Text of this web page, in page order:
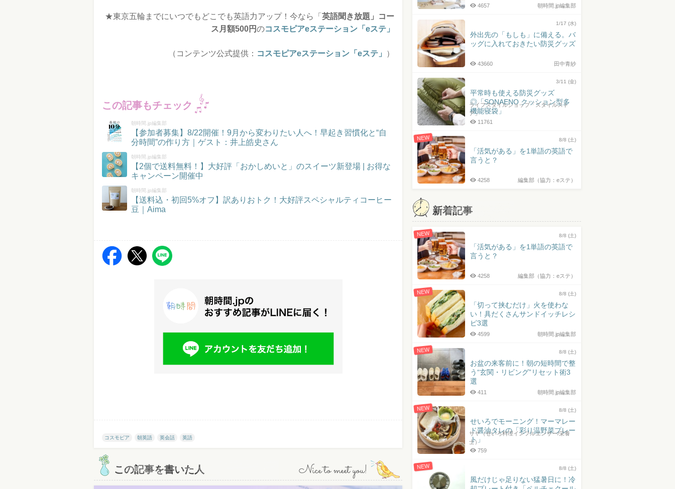
★東京五輪までにいつでもどこでも英語力アップ！今なら「 英語聞き放題」コー
ス月額500円のコスモピアeステーション「eステ」
（コンテンツ公式提供： コスモピアeステーション「eステ」 ）
この記事もチェック
朝時間.jp編集部
【参加者募集】8/22開催！9月から変わりたい人へ！早起き習慣化と“自
分時間”の作り方｜ゲスト：井上皓史さん
朝時間.jp編集部
【2個で送料無料！】大好評「おかしめいと」のスイーツ新登場 | お得な
キャンペーン開催中
朝時間.jp編集部
【送料込・初回5%オフ】訳ありおトク！大好評スペシャルティコーヒー
豆｜Aima
コスモピア 朝英語 英会話 英語
この記事を書いた人 Nice to meet you!
朝時間.jp編集部
4657
1/17 (水)
外出先の「もしも」に備える。バ
ッグに入れておきたい防災グッズ
田中青紗
43660
3/11 (金)
平常時も使える防災グッズ
◎「SONAENO クッション型多
機能寝袋」
ライフスタイルショップ「スタイルスト
ア」
11761
NEW 8/8 (土)
「活気がある」を1単語の英語で
言うと？
編集部（協力：eステ）
4258
新着記事
NEW 8/8 (土)
「活気がある」を1単語の英語で
言うと？
編集部（協力：eステ）
4258
NEW 8/8 (土)
「切って挟むだけ」火を使わな
い！具だくさんサンドイッチレシ
ピ3選
朝時間.jp編集部
4599
NEW 8/8 (土)
お盆の来客前に！朝の短時間で整
う“玄関・リビング”リセット術3
選
朝時間.jp編集部
411
NEW 8/8 (土)
せいろでモーニング！マーマレー
ド醤油タレの「彩り温野菜プレー
ト」
サヤ（せいろ料理インフルエンサー/栄養
士）
759
NEW 8/8 (土)
風だけじゃ足りない猛暑日に！冷